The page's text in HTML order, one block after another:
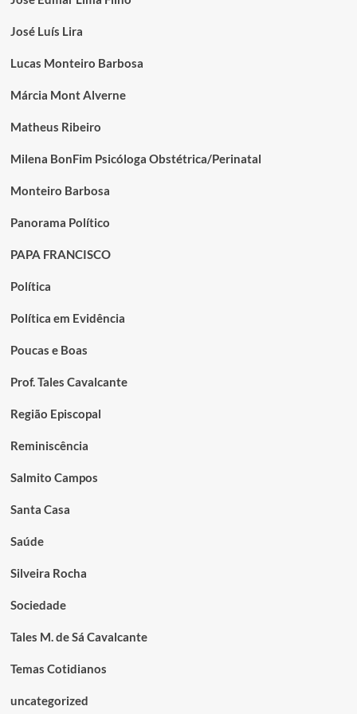
José Luís Lira
Lucas Monteiro Barbosa
Márcia Mont Alverne
Matheus Ribeiro
Milena BonFim Psicóloga Obstétrica/Perinatal
Monteiro Barbosa
Panorama Político
PAPA FRANCISCO
Política
Política em Evidência
Poucas e Boas
Prof. Tales Cavalcante
Região Episcopal
Reminiscência
Salmito Campos
Santa Casa
Saúde
Silveira Rocha
Sociedade
Tales M. de Sá Cavalcante
Temas Cotidianos
uncategorized